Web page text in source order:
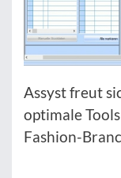
Assyst freut
optimale
Fashion-